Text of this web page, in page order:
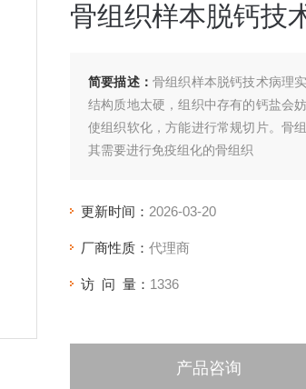
骨组织样本脱钙技
简要描述： 骨组织样本脱钙技术病理
结构质地太硬，组织中存有的钙盐会
使组织软化，方能进行常规切片。骨
其需要进行免疫组化的骨组织
更新时间： 2026-03-20
厂商性质： 代理商
访 问 量： 1336
产品咨询